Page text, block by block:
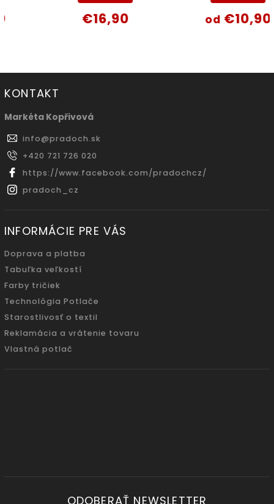
€16,90 €10,90
KONTAKT
Markéta Kopřivová
info@pradoch.sk
+420 721 726 020
https://www.facebook.com/pradochcz/
pradoch_cz
INFORMÁCIE PRE VÁS
Doprava a platba
Tabuľka veľkostí
Farby tričiek
Technológia Potlače
Starostlivosť o textil
Reklamácia a vrátenie tovaru
Vlastná potlač
ODOBERAŤ NEWSLETTER